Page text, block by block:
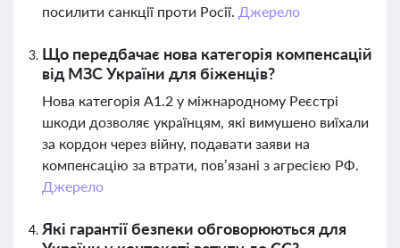
посилити санкції проти Росії. Джерело
Що передбачає нова категорія компенсацій
від МЗС України для біженців?
Нова категорія A1.2 у міжнародному Реєстрі
шкоди дозволяє українцям, які вимушено виїхали
за кордон через війну, подавати заяви на
компенсацію за втрати, пов’язані з агресією РФ.
Джерело
Які гарантії безпеки обговорюються для